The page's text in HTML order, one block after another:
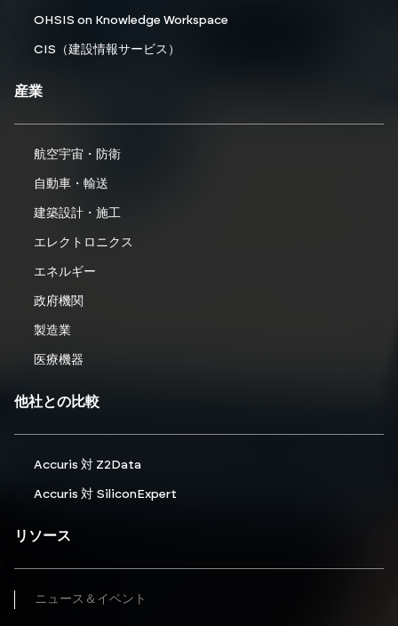
OHSIS on Knowledge Workspace
CIS（建設情報サービス）
産業
航空宇宙・防衛
自動車・輸送
建築設計・施工
エレクトロニクス
エネルギー
政府機関
製造業
医療機器
他社との比較
Accuris 対 Z2Data
Accuris 対 SiliconExpert
リソース
ニュース＆イベント